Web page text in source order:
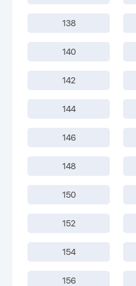
138
140
142
144
146
148
150
152
154
156